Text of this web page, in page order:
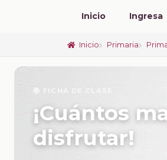
Inicio Ingresa
Inicio Primaria
📚 FICHA DE CLASE
¡Cuántos
disfrutar!